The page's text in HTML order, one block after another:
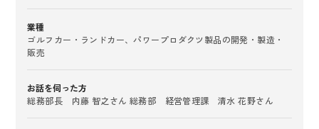
業種
ゴルフカー・ランドカー、パワープロダクツ製品の開発・製造・
販売
お話を伺った方
総務部長　内藤 智之さん 総務部　経営管理課　清水 花野さん